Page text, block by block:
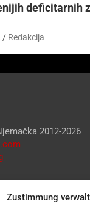
Zustimmung
deficitarnih
Redakcija
2012-2026